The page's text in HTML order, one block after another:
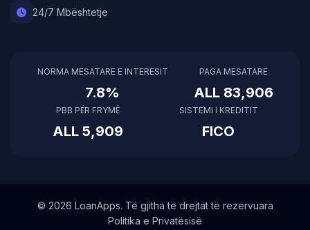
24/7 Mbështetje
NORMA MESATARE E INTERESIT
7.8%
PAGA MESATARE
ALL 83,906
PBB PËR FRYMË
ALL 5,909
SISTEMI I KREDITIT
FICO
© 2026 LoanApps. Të gjitha të drejtat të rezervuara
Politika e Privatësisë